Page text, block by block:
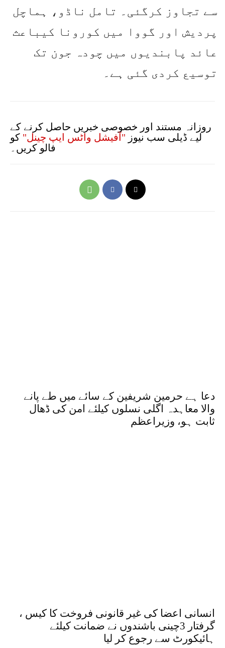
سے تجاوز کرگئی۔ تامل ناڈو، ہماچل
پردیش اور گووا میں کورونا کیباعث
عائد پابندیوں میں چودہ جون تک
توسیع کردی گئی ہے۔
روزانہ مستند اور خصوصی خبریں حاصل کرنے کے
لیے ڈیلی سب نیوز "آفیشل واٹس ایپ چینل" کو
فالو کریں۔
دعا ہے حرمین شریفین کے سائے میں طے پانے
والا معاہدہ اگلی نسلوں کیلئے امن کی ڈھال
ثابت ہو، وزیراعظم
انسانی اعضا کی غیر قانونی فروخت کا کیس ،
گرفتار 3چینی باشندوں نے ضمانت کیلئے
ہائیکورٹ سے رجوع کر لیا